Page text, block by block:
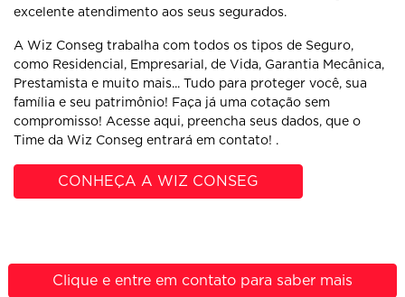
excelente atendimento aos seus segurados.
A Wiz Conseg trabalha com todos os tipos de Seguro,
como Residencial, Empresarial, de Vida, Garantia Mecânica,
Prestamista e muito mais... Tudo para proteger você, sua
família e seu patrimônio! Faça já uma cotação sem
compromisso! Acesse aqui, preencha seus dados, que o
Time da Wiz Conseg entrará em contato! .
CONHEÇA A WIZ CONSEG
Clique e entre em contato para saber mais